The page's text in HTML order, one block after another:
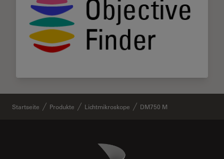
Startseite Produkte Lichtmikroskope DM750 M
Danaher Logo